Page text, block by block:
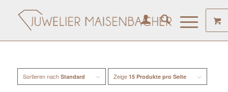
Sortieren nach Standard Zeige 15 Produkte pro Seite